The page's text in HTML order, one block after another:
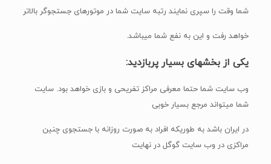
شما وقت را سپری نمایند رتبه سایت شما در موتورهای جستجوگر بالاتر
خواهد رفت و این به نفع شما میباشد.
یکی از بخشهای بسیار پربازدید:
وب سایت شما حتما معرفی مراکز تفریحی و بازی خواهد بود. سایت
شما میتواند مرجع بسیار خوبی
در ایران باشد به طوریکه افراد به صورت روزانه با جستجوی چنین
مراکزی در وب سایت گوگل در نهایت